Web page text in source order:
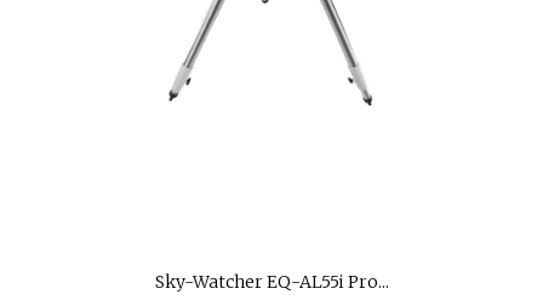
Sky-Watcher EQ-AL55i Pro...